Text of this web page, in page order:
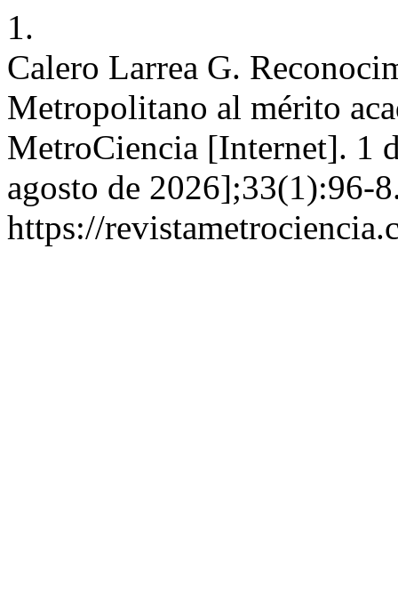
1.
Calero Larrea G.
Metropolitano al mérito
MetroCiencia [Internet]. 1
agosto de 2026];33(1):96-
https://